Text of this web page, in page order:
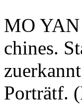
MO YAN
chines.
Porträtf.